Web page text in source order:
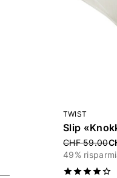
TWIST
Slip
Price
CHF 59.00
49%